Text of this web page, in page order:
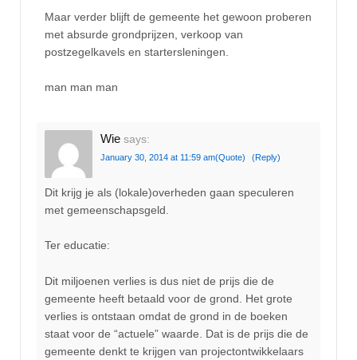
Maar verder blijft de gemeente het gewoon proberen
met absurde grondprijzen, verkoop van
postzegelkavels en startersleningen.
man man man
Wie says:
January 30, 2014 at 11:59 am(Quote) (Reply)
Dit krijg je als (lokale)overheden gaan speculeren
met gemeenschapsgeld.
Ter educatie:
Dit miljoenen verlies is dus niet de prijs die de
gemeente heeft betaald voor de grond. Het grote
verlies is ontstaan omdat de grond in de boeken
staat voor de “actuele” waarde. Dat is de prijs die de
gemeente denkt te krijgen van projectontwikkelaars